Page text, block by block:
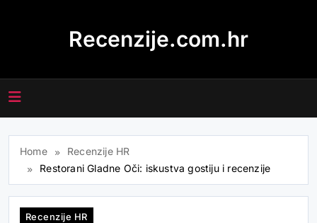
Recenzije.com.hr
Home
Recenzije HR
Restorani Gladne Oči: iskustva gostiju i recenzije
Recenzije HR